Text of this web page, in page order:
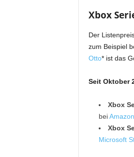
Xbox
Der
zum Beispiel
Otto* ist das
Seit Oktober
Xbox
beiAmazon
Xbox
Microsoft